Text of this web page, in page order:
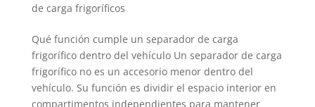
de carga frigoríficos
Qué función cumple un separador de carga
frigorífico dentro del vehículo Un separador de carga
frigorífico no es un accesorio menor dentro del
vehículo. Su función es dividir el espacio interior en
compartimentos independientes para mantener